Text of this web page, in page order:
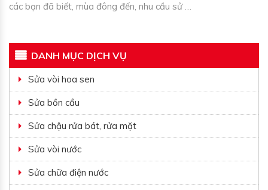
các bạn đã biết, mùa đông đến, nhu cầu sử …
DANH MỤC DỊCH VỤ
Sửa vòi hoa sen
Sửa bồn cầu
Sửa chậu rửa bát, rửa mặt
Sửa vòi nước
Sửa chữa điện nước